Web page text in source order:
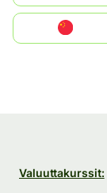
中國香港特別行政區
Valuuttakurssit: